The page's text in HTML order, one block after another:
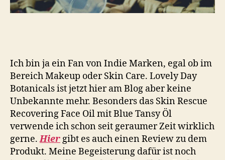
Ich bin ja ein Fan von Indie Marken, egal ob im
Bereich Makeup oder Skin Care. Lovely Day
Botanicals ist jetzt hier am Blog aber keine
Unbekannte mehr. Besonders das Skin Rescue
Recovering Face Oil mit Blue Tansy Öl
verwende ich schon seit geraumer Zeit wirklich
gerne.Hiergibt es auch einen Review zu dem
Produkt. Meine Begeisterung dafür ist noch